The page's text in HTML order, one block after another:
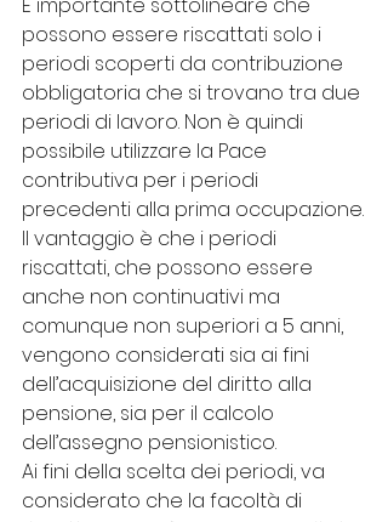
possono essere riscattati solo i
periodi scoperti da contribuzione
obbligatoria che si trovano tra due
periodi di lavoro. Non è quindi
possibile utilizzare la Pace
contributiva per i periodi
precedenti alla prima occupazione.
Il vantaggio è che i periodi
riscattati, che possono essere
anche non continuativi ma
comunque non superiori a 5 anni,
vengono considerati sia ai fini
dell’acquisizione del diritto alla
pensione, sia per il calcolo
dell’assegno pensionistico.
Ai fini della scelta dei periodi, va
considerato che la facoltà di